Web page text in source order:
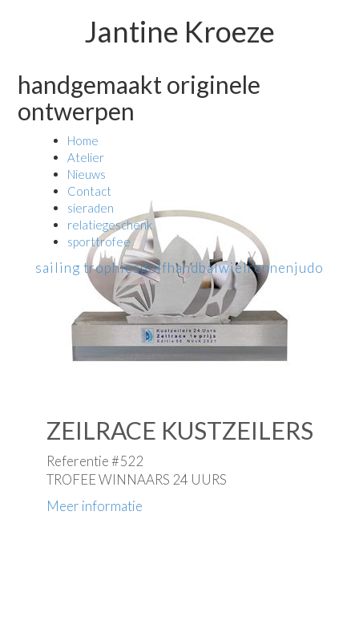
Jantine Kroeze
handgemaakt originele
ontwerpen
Home
Atelier
Nieuws
Contact
sieraden
relatiegeschenk
sporttrofee
sailing trophiesgolfhandbalwielrennenjudo
ZEILRACE KUSTZEILERS
Referentie #522
TROFEE WINNAARS 24 UURS
Meer informatie